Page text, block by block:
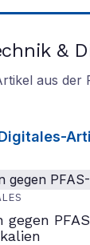
&
aus der
-
gegen